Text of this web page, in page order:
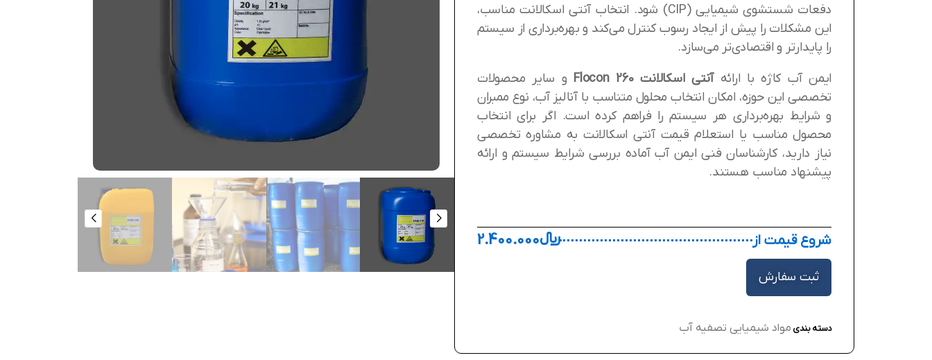
دفعات شستشوی شیمیایی (CIP) شود. انتخاب آنتی اسکالانت مناسب،
این مشکلات را پیش از ایجاد رسوب کنترل می‌کند و بهره‌برداری از سیستم
را پایدارتر و اقتصادی‌تر می‌سازد.
ایمن آب کاژه با ارائهآنتی اسکالانت Flocon 260
و سایر محصولات
تخصصی این حوزه، امکان انتخاب محلول متناسب با آنالیز آب، نوع ممبران
و شرایط بهره‌برداری هر سیستم را فراهم کرده است. اگر برای انتخاب
محصول مناسب یا استعلام قیمت آنتی اسکالانت به مشاوره تخصصی
نیاز دارید، کارشناسان فنی ایمن آب آماده بررسی شرایط سیستم و ارائه
پیشنهاد مناسب هستند.
شروع قیمت از ﷼2.400.000
ثبت سفارش
دسته بندی مواد شیمیایی تصفیه آب